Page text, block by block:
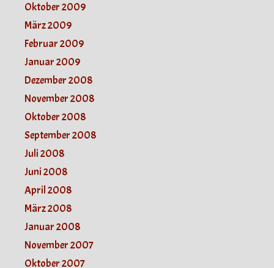
Oktober 2009
März 2009
Februar 2009
Januar 2009
Dezember 2008
November 2008
Oktober 2008
September 2008
Juli 2008
Juni 2008
April 2008
März 2008
Januar 2008
November 2007
Oktober 2007